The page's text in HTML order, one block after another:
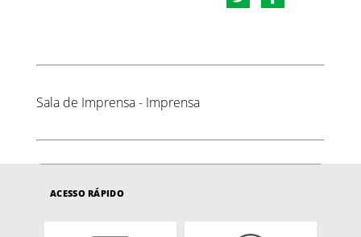
Sala de Imprensa - Imprensa
ACESSO RÁPIDO